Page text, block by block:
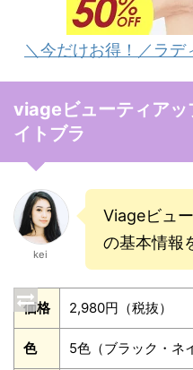
＼今だけお得！／ラ
viageビューティアッ
イトブラ
kei
Viageビュ
の基本情報
価格 2,980円（税抜）
色
5色（ブラック・ネ